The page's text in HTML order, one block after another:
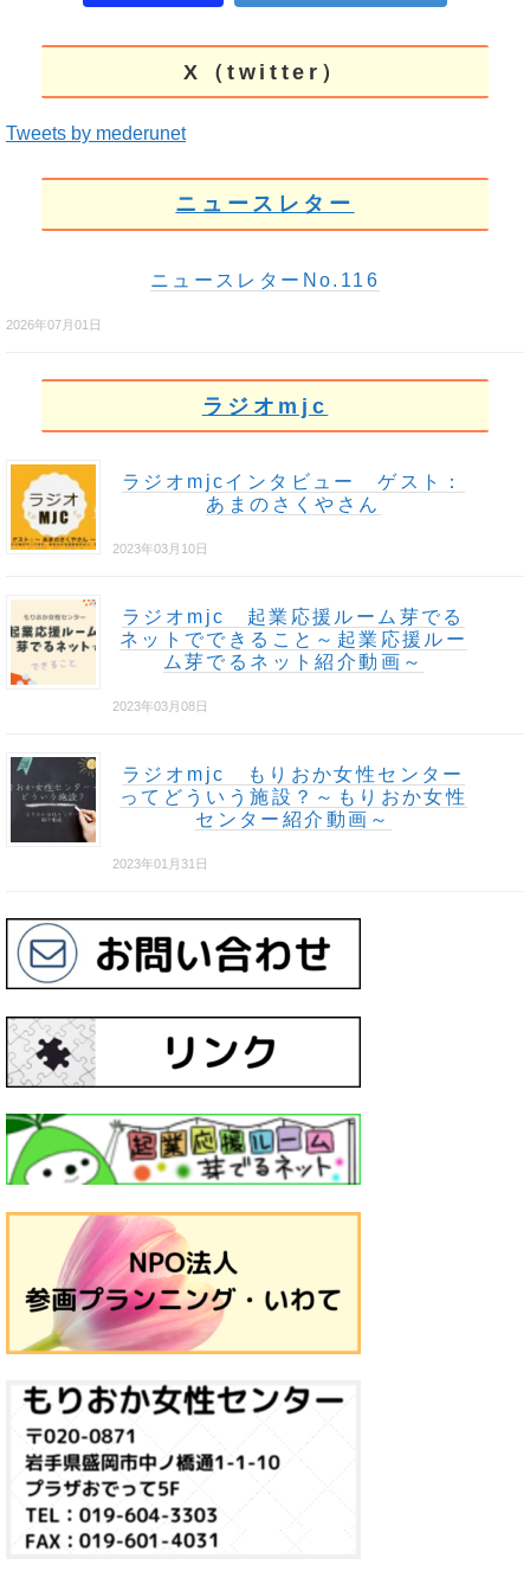
X（twitter）
Tweets by mederunet
ニュースレター
ニュースレターNo.116
2026年07月01日
ラジオmjc
ラジオmjcインタビュー ゲスト：
あまのさくやさん
2023年03月10日
ラジオmjc 起業応援ルーム芽でる
ネットでできること～起業応援ルー
ム芽でるネット紹介動画～
2023年03月08日
ラジオmjc もりおか女性センター
ってどういう施設？～もりおか女性
センター紹介動画～
2023年01月31日